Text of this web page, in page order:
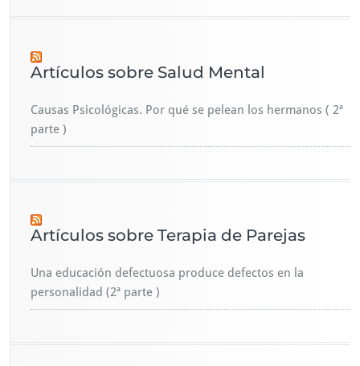
Artículos sobre Salud Mental
Causas Psicológicas. Por qué se pelean los hermanos ( 2ª
parte )
Artículos sobre Terapia de Parejas
Una educación defectuosa produce defectos en la
personalidad (2ª parte )